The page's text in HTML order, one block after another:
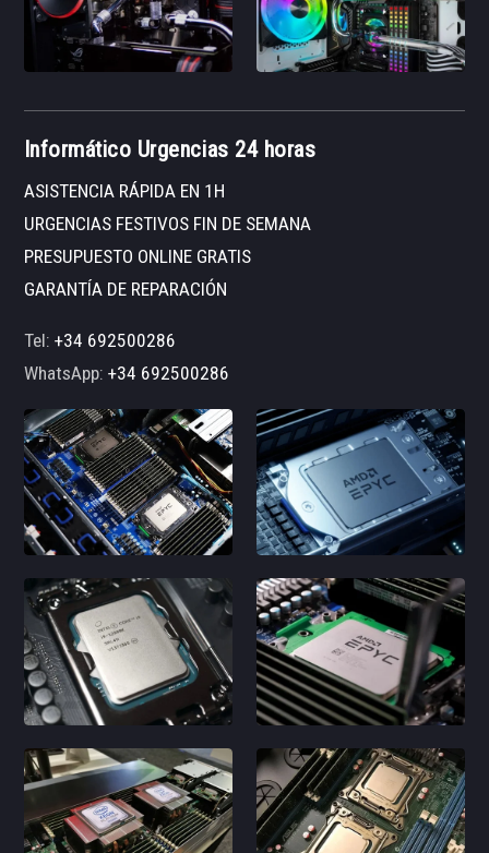
Informático Urgencias 24 horas
ASISTENCIA RÁPIDA EN 1H
URGENCIAS FESTIVOS FIN DE SEMANA
PRESUPUESTO ONLINE GRATIS
GARANTÍA DE REPARACIÓN
Tel:+34 692500286
WhatsApp:+34 692500286